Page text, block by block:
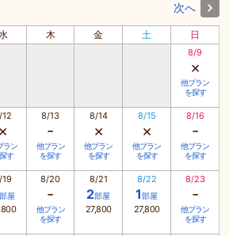
次へ
木 金 土 日
8/9
×
他プラン
を探す
×
ラン
す
8/13
-
他プラン
を探す
8/14
×
他プラン
を探す
8/15
×
他プラン
を探す
8/16
-
他プラン
を探す
屋
8/20
-
他プラン
を探す
8/21
2部屋
27,800
8/22
1部屋
27,800
8/23
-
他プラン
を探す